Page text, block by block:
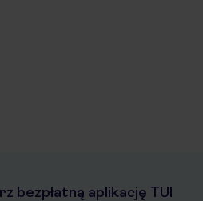
bezpłatną aplikację TUI